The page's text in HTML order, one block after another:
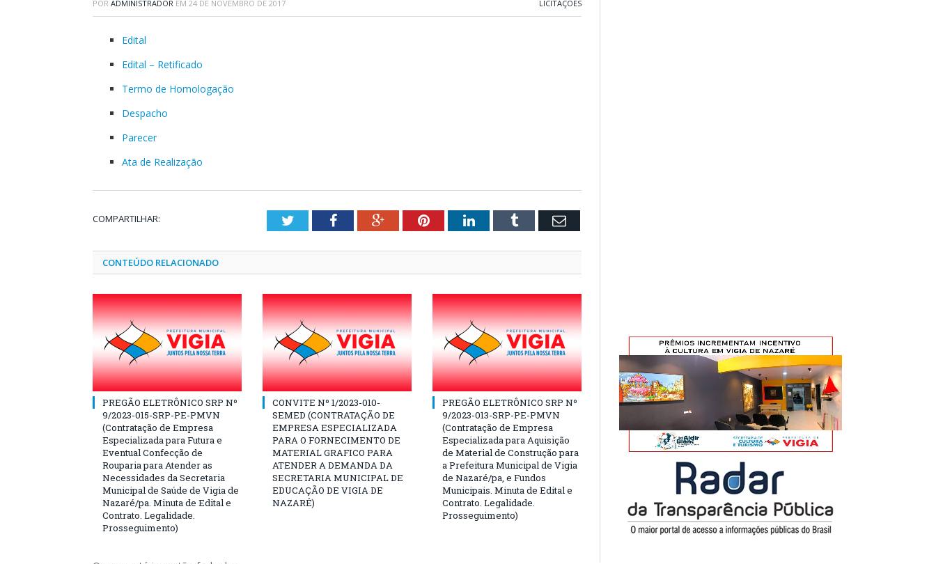
POR ADMINISTRADOR EM 24 DE NOVEMBRO DE 2017 LICITAÇÕES
Edital
Edital – Retificado
Termo de Homologação
Despacho
Parecer
Ata de Realização
COMPARTILHAR: TwitterFacebookGoogle+PinterestLinkedInTumblr Email
CONTEÚDO RELACIONADO
PREGÃO ELETRÔNICO SRP Nº
9/2023-015-SRP-PE-PMVN
(Contratação de Empresa
Especializada para Futura e
Eventual Confecção de
Rouparia para Atender as
Necessidades da Secretaria
Municipal de Saúde de Vigia de
Nazaré/pa. Minuta de Edital e
Contrato. Legalidade.
Prosseguimento)
CONVITE Nº 1/2023-010-
SEMED (CONTRATAÇÃO DE
EMPRESA ESPECIALIZADA
PARA O FORNECIMENTO DE
MATERIAL GRAFICO PARA
ATENDER A DEMANDA DA
SECRETARIA MUNICIPAL DE
EDUCAÇÃO DE VIGIA DE
NAZARÉ)
PREGÃO ELETRÔNICO SRP Nº
9/2023-013-SRP-PE-PMVN
(Contratação de Empresa
Especializada para Aquisição
de Material de Construção para
a Prefeitura Municipal de Vigia
de Nazaré/pa, e Fundos
Municipais. Minuta de Edital e
Contrato. Legalidade.
Prosseguimento)